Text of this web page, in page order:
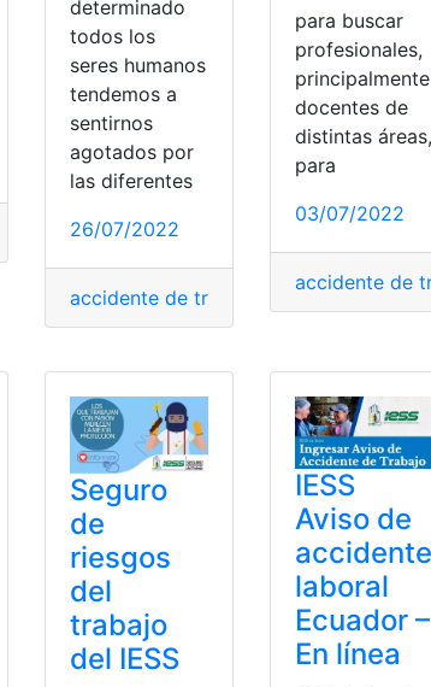
,trastornos de ansiedad trimestres
Accidentes,bombero
determinado
todos los
seres humanos
tendemos a
sentirnos
agotados por
las diferentes
26/07/2022
accidente de trabajo Aviso de
para buscar
profesionales,
principalmente
docentes de
distintas áreas,
para
03/07/2022
accidente de
Seguro
de
riesgos
del
trabajo
del IESS
IESS
Aviso de
accidente
laboral
Ecuador –
En línea